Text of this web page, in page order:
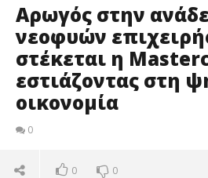
Αρωγός στην
νεοφυών
στέκεται η
εστιάζοντας στη
οικονομία
0
0 0